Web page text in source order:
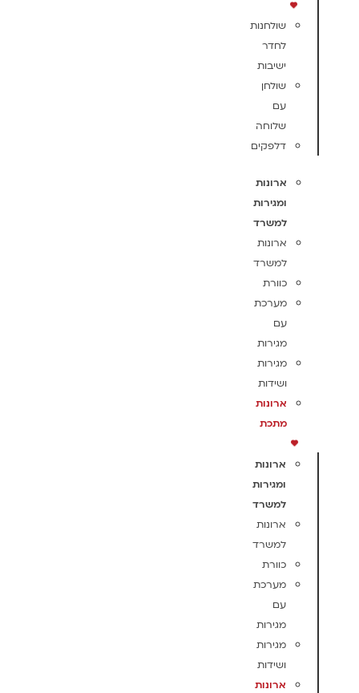
שולחנות
לחדר
ישיבות
שולחן
עם
שלוחה
דלפקים
ארונות
ומגירות
למשרד
ארונות
למשרד
כוורת
מערכת
עם
מגירות
מגירות
ושידות
ארונות
מתכת
ארונות
ומגירות
למשרד
ארונות
למשרד
כוורת
מערכת
עם
מגירות
מגירות
ושידות
ארונות